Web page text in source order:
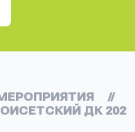
//
ДК 202